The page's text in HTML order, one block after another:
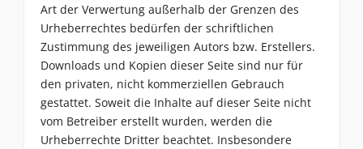
Art der Verwertung außerhalb der Grenzen des
Urheberrechtes bedürfen der schriftlichen
Zustimmung des jeweiligen Autors bzw. Erstellers.
Downloads und Kopien dieser Seite sind nur für
den privaten, nicht kommerziellen Gebrauch
gestattet. Soweit die Inhalte auf dieser Seite nicht
vom Betreiber erstellt wurden, werden die
Urheberrechte Dritter beachtet. Insbesondere